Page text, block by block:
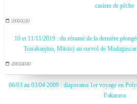
casiers de pêche
17/05/2020
10 et 11/11/2019 : du résumé de la dernière
Tsarabanjina, Mitsio) au survol de
27/02/2020
06/03 au 03/04 2009 : diaporama 1er voyage en
Fakarava